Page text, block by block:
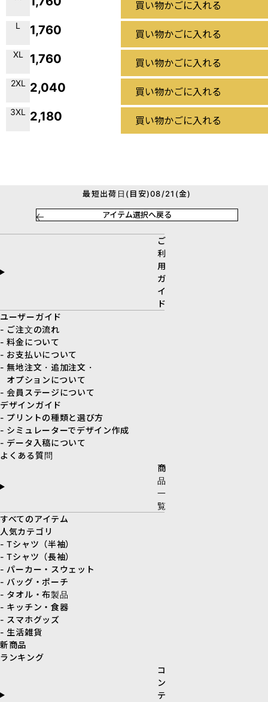
買い物かごに入れる
L 1,760 買い物かごに入れる
XL 1,760 買い物かごに入れる
2XL 2,040 買い物かごに入れる
3XL 2,180 買い物かごに入れる
最短出荷日(目安)08/21(金)
アイテム選択へ戻る
ご
利
用
ガ
イ
ド
ユーザーガイド
- ご注文の流れ
- 料金について
- お支払いについて
- 無地注文・追加注文・
オプションについて
- 会員ステージについて
デザインガイド
- プリントの種類と選び方
- シミュレーターでデザイン作成
- データ入稿について
よくある質問
商
品
一
覧
すべてのアイテム
人気カテゴリ
- Tシャツ（半袖）
- Tシャツ（長袖）
- パーカー・スウェット
- バッグ・ポーチ
- タオル・布製品
- キッチン・食器
- スマホグッズ
- 生活雑貨
新商品
ランキング
コ
ン
テ